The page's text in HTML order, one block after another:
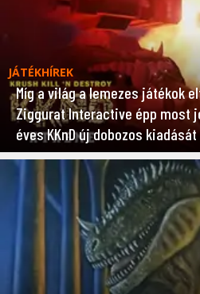
JÁTÉKHÍREK
Míg a világ a lemezes játékok
Ziggurat Interactive épp most
éves KKnD új dobozos kiadását